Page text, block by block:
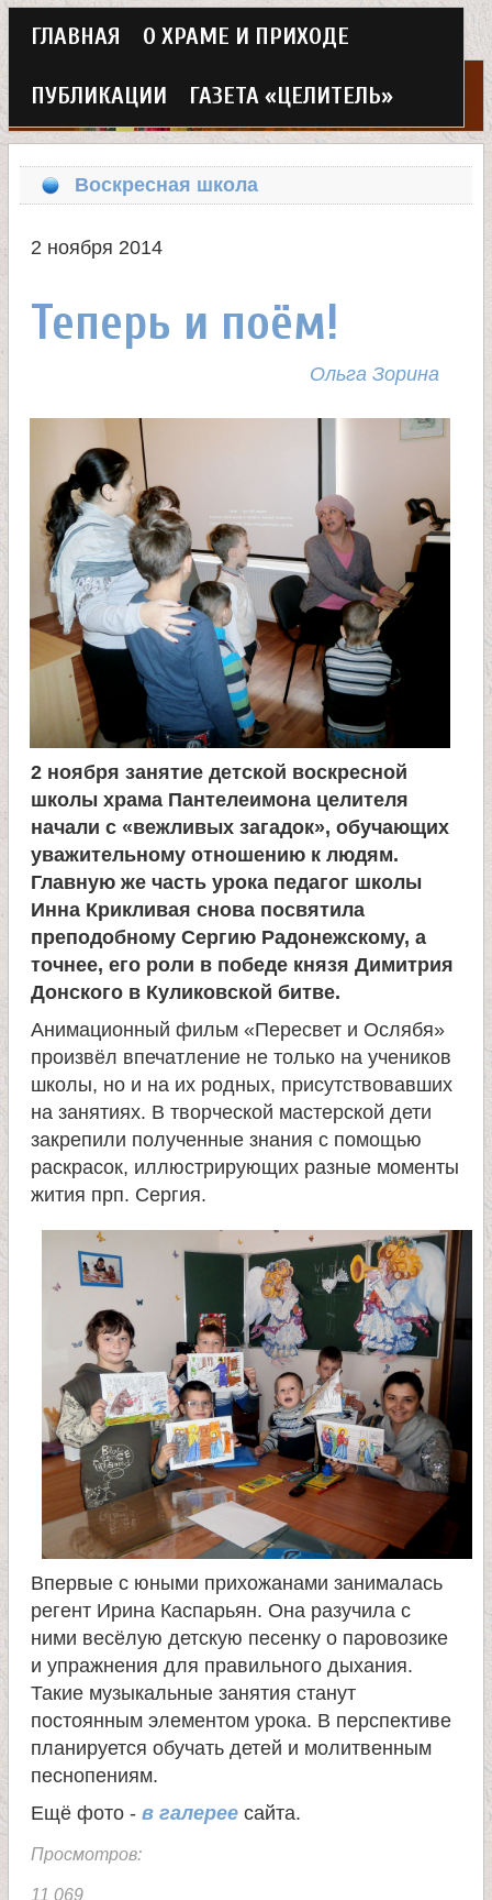
Перейти
к
основному
содержанию
Х
р
м
к
о
м
у
ч
н
и
к
а
и
л
я
П
н
Г
л
а
в
н
о
е
м
ГЛАВНАЯ О ХРАМЕ И ПРИХОДЕ
ПУБЛИКАЦИИ ГАЗЕТА «ЦЕЛИТЕЛЬ»
Воскресная школа
2 ноября 2014
Теперь и поём!
Ольга Зорина
2 ноября занятие детской воскресной
школы храма Пантелеимона целителя
начали с «вежливых загадок», обучающих
уважительному отношению к людям.
Главную же часть урока педагог школы
Инна Крикливая снова посвятила
преподобному Сергию Радонежскому, а
точнее, его роли в победе князя Димитрия
Донского в Куликовской битве.
Анимационный фильм «Пересвет и Ослябя»
произвёл впечатление не только на учеников
школы, но и на их родных, присутствовавших
на занятиях. В творческой мастерской дети
закрепили полученные знания с помощью
раскрасок, иллюстрирующих разные моменты
жития прп. Сергия.
Впервые с юными прихожанами занималась
регент Ирина Каспарьян. Она разучила с
ними весёлую детскую песенку о паровозике
и упражнения для правильного дыхания.
Такие музыкальные занятия станут
постоянным элементом урока. В перспективе
планируется обучать детей и молитвенным
песнопениям.
Ещё фото - в галерее сайта.
Просмотров:
11 069